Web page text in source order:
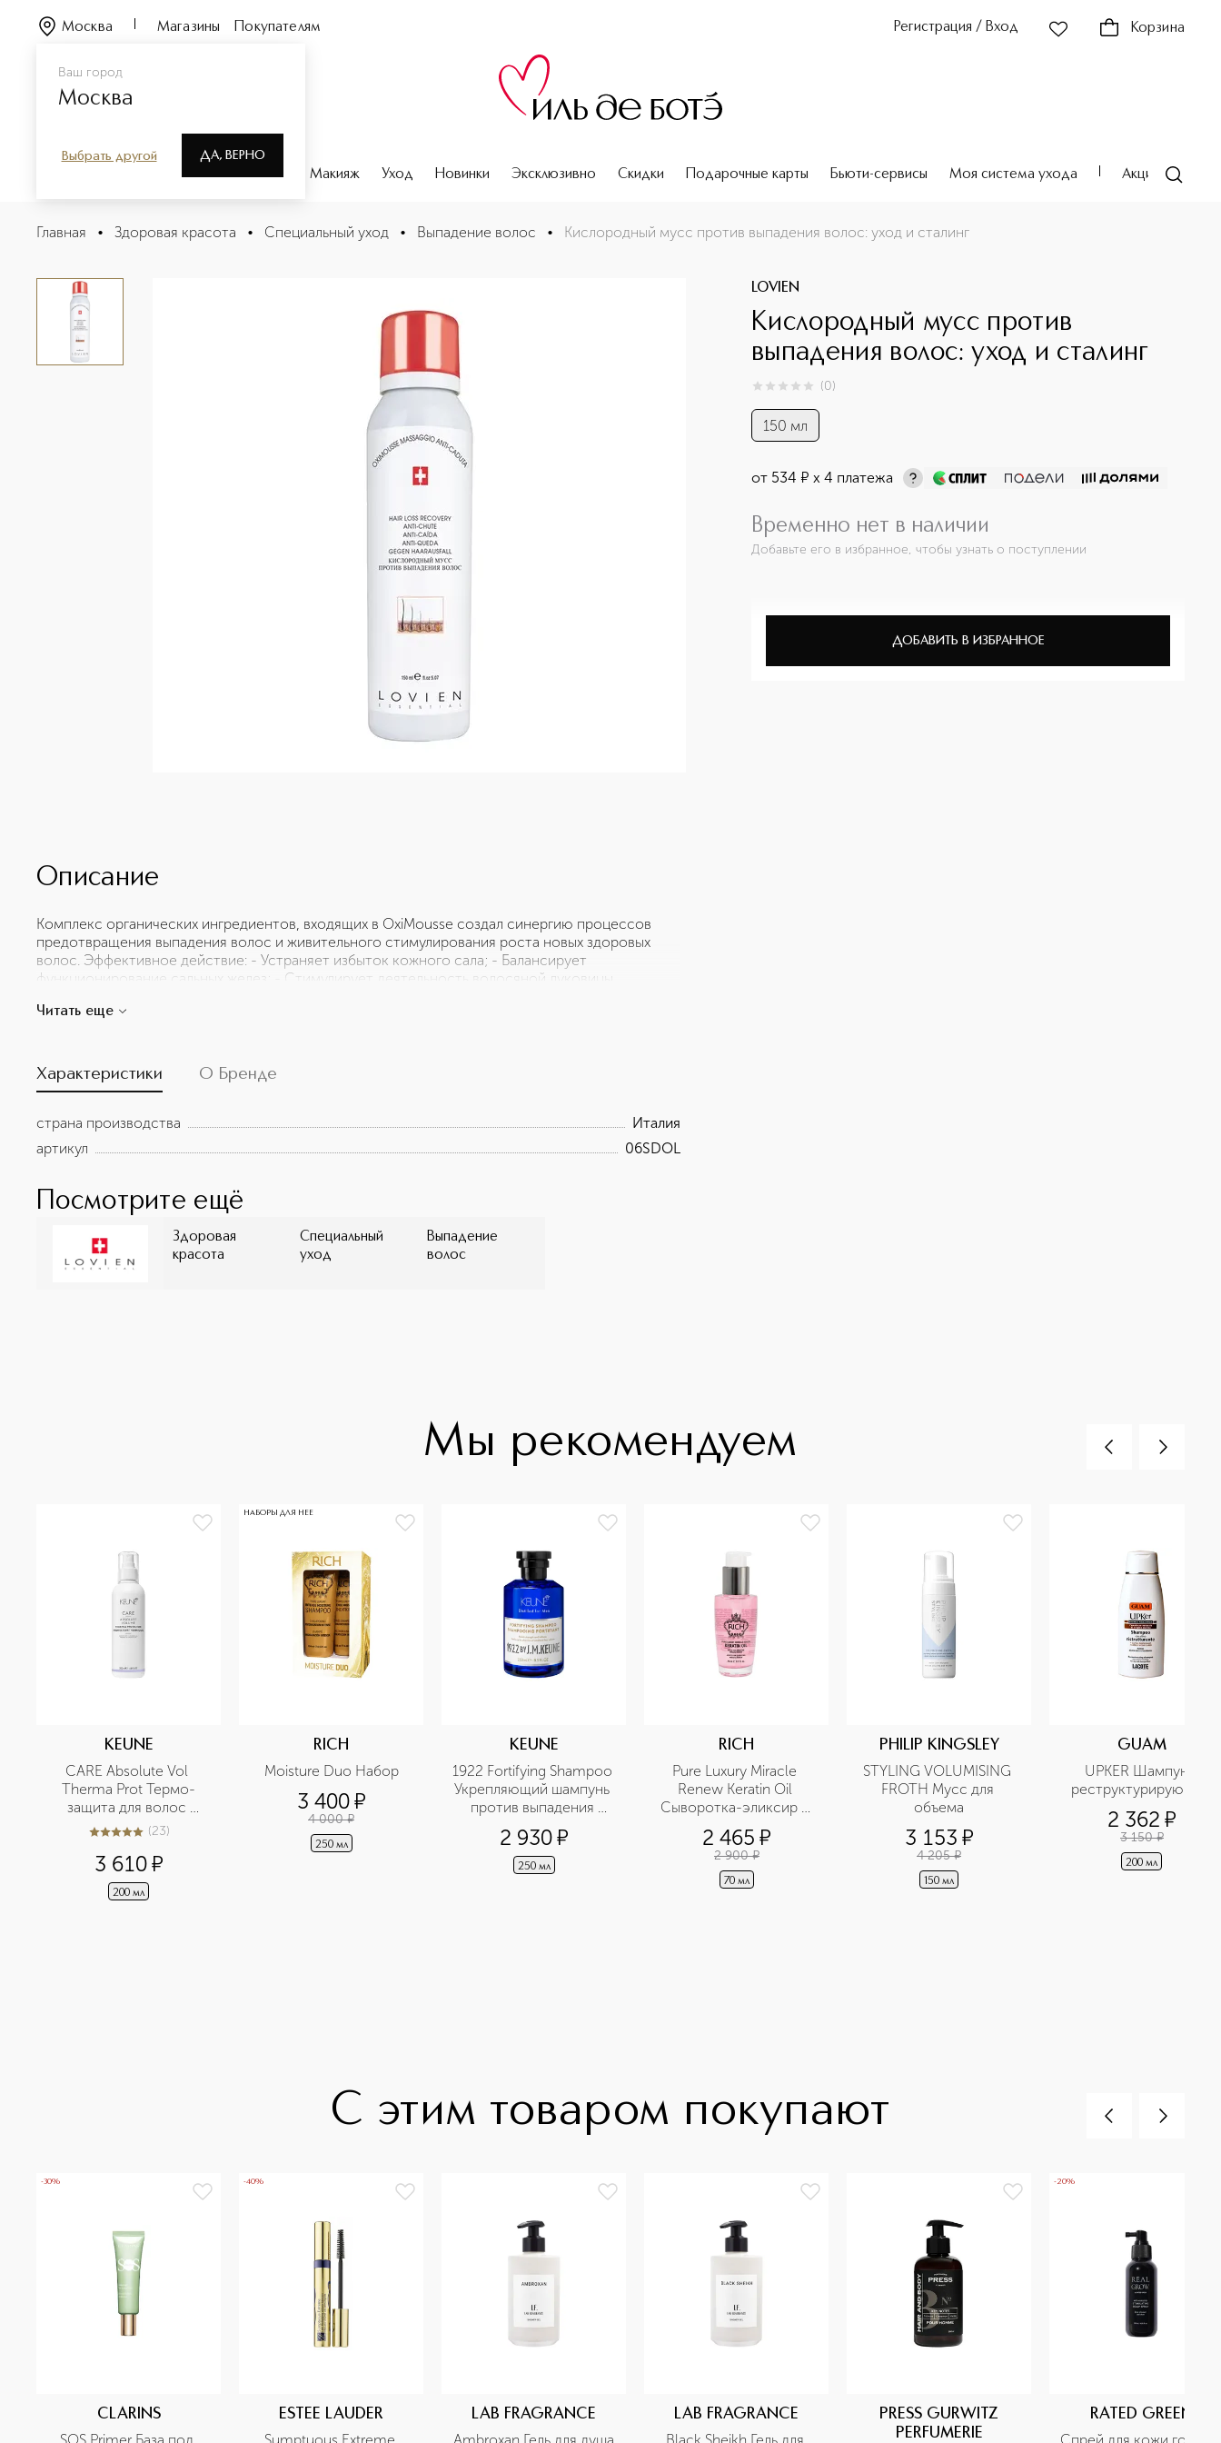
Ваш город
Москва
Выбрать другой ДА, ВЕРНО
Москва Магазины Покупателям Регистрация / Вход Корзина
Парфюмерия Макияж Уход Новинки Эксклюзивно Скидки Подарочные карты Бьюти-сервисы Моя система ухода Акции
Кислородный мусс против выпадения волос: уход и сталинг
Описание
Главная • Здоровая красота • Специальный уход • Выпадение волос • Кислородный мусс против выпадения волос: уход и сталинг
LOVIEN
Кислородный мусс против
выпадения волос: уход и сталинг
0из 0 (0)
150 мл
от 534 ¤ х 4 платежа
Временно нет в наличии
Добавьте его в избранное, чтобы узнать о поступлении
ДОБАВИТЬ В ИЗБРАННОЕ
Описание
Комплекс органических ингредиентов, входящих в OxiMousse создал синергию процессов
предотвращения выпадения волос и живительного стимулирования роста новых здоровых
волос. Эффективное действие: - Устраняет избыток кожного сала; - Балансирует
функционирование сальных желез; - Стимулирует деятельность волосяной луковицы.
волос; - Способствует легкой укладке.
Читать еще
Характеристики О Бренде
страна производства
Италия
артикул
06SDOL
Посмотрите ещё
Здоровая
красота
Специальный
уход
Выпадение
волос
Мы рекомендуем
KEUNE
CARE Absolute Vol
Therma Prot Термо-
защита для волос
Абсолютный объем
4.9из523 (23)
3 610¤
200 мл
НАБОРЫ ДЛЯ НЕЕ
RICH
Moisture Duo Набор
3 400¤
4 000 ¤
250 мл
KEUNE
1922 Fortifying Shampoo
Укрепляющий шампунь
против выпадения
волос
2 930¤
250 мл
RICH
Pure Luxury Miracle
Renew Keratin Oil
Сыворотка-эликсир с
кератином Чудесное
возрождение
2 465 ¤
2 900 ¤
70 мл
PHILIP KINGSLEY
STYLING VOLUMISING
FROTH Мусс для
объема
3 153 ¤
4 205 ¤
150 мл
GUAM
UPKER Шампунь
реструктурирующий
2 362 ¤
3 150 ¤
200 мл
С этим товаром покупают
-30%
CLARINS
-40%
ESTEE LAUDER LAB FRAGRANCE LAB FRAGRANCE
PRESS GURWITZ
PERFUMERIE
-20%
RATED GREEN